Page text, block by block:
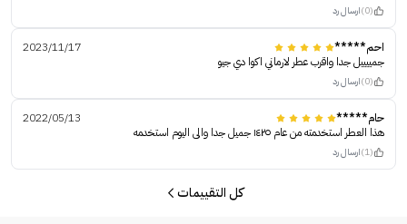
(0) ارسال رد
احم*****
2023/11/17
جمييييل جدا واقرب عطر لارماني اكوا دي جيو
(0) ارسال رد
حام*****
2022/05/13
هذا العطر استخدمته من عام ١٤٢٥ جميل جدا والى اليوم استخدمه
(1) ارسال رد
كل التقييمات